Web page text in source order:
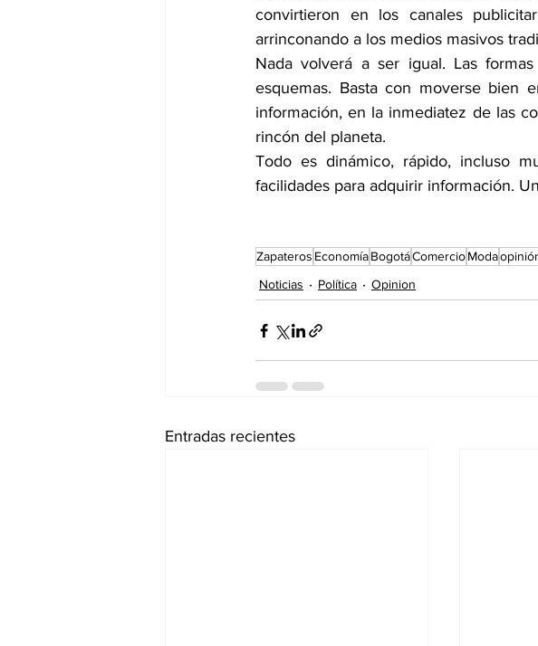
convirtieron en los canales
arrinconando a los medios masivos
Nada volverá a ser igual. Las
esquemas. Basta con moverse bien
información, en la inmediatez de las
rincón del planeta.
Todo es dinámico, rápido, incluso
facilidades para adquirir información.
Zapateros EconomíaBogotáComercioModa
Noticias
Política Opinion
Entradas recientes